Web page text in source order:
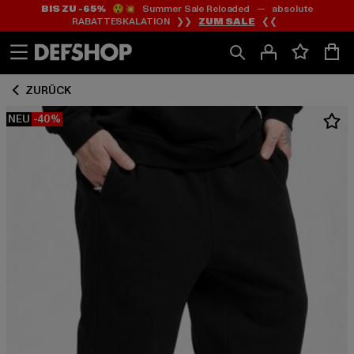
Zum
Inhalt
springen
Zum
Fußzeile
springen
BIS ZU -65%😲💥 Summer Sale Reloaded — absolute
RABATTESKALATION ❯❯ ZUM SALE ❮❮
ZURÜCK
NEU -40%